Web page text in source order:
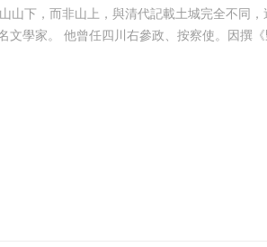
確？ 曹學佺生於1574年，死於1647年，活了73歲。明神宗朱翊鈞萬曆進士，是明朝著名文學家。 他曾任